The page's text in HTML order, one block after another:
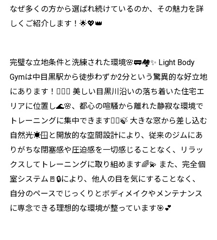
なぜ多くの方から選ばれ続けているのか、その魅力を詳
しくご紹介します！🌟💖👑
完璧な立地条件と洗練された環境🌸🚃🏘️✨ Light Body
Gymは中目黒駅から徒歩わずか2分という驚異的な好立地
にあります！🚶‍♀️⏰ 美しい目黒川沿いの落ち着いた住宅エ
リアに位置し🌊🌸、都心の喧騒から離れた静寂な環境で
トレーニングに集中できます🧘‍♀️🍃 大きな窓から差し込む
自然光☀️🪟と開放的な空間設計により、従来のジムにあ
りがちな閉塞感や圧迫感を一切感じることなく、リラッ
クスしてトレーニングに取り組めます🌈💫 また、完全個
室システム🚪🔒により、他人の目を気にすることなく、
自分のペースでじっくりとボディメイクやメンテナンス
に専念できる理想的な環境が整っています🎯💕